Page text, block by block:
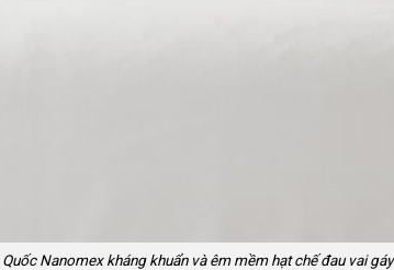
Nanomex kháng khuẩn và êm mềm hạt chế đau vai gáy